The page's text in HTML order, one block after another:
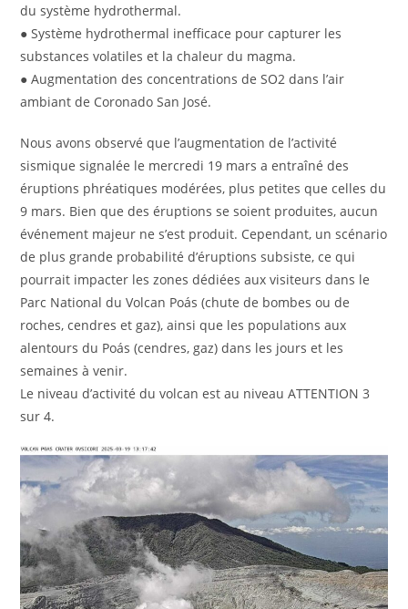
du système hydrothermal.
● Système hydrothermal inefficace pour capturer les
substances volatiles et la chaleur du magma.
● Augmentation des concentrations de SO2 dans l’air
ambiant de Coronado San José.
Nous avons observé que l’augmentation de l’activité
sismique signalée le mercredi 19 mars a entraîné des
éruptions phréatiques modérées, plus petites que celles du
9 mars. Bien que des éruptions se soient produites, aucun
événement majeur ne s’est produit. Cependant, un scénario
de plus grande probabilité d’éruptions subsiste, ce qui
pourrait impacter les zones dédiées aux visiteurs dans le
Parc National du Volcan Poás (chute de bombes ou de
roches, cendres et gaz), ainsi que les populations aux
alentours du Poás (cendres, gaz) dans les jours et les
semaines à venir.
Le niveau d’activité du volcan est au niveau ATTENTION 3
sur 4.